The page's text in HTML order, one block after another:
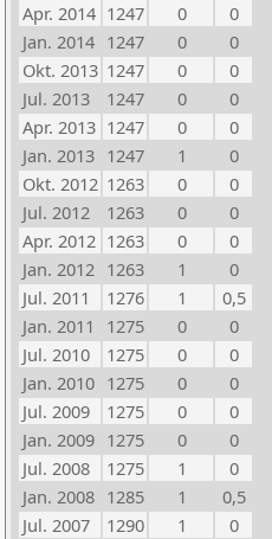
Apr. 2014 1247 0
0
Jan. 2014 1247 0
0
Okt. 2013 1247 0
0
Jul. 2013
1247 0
0
Apr. 2013 1247 0
0
Jan. 2013 1247 1
0
Okt. 2012 1263 0
0
Jul. 2012
1263 0
0
Apr. 2012 1263 0
0
Jan. 2012 1263 1
0
Jul. 2011
1276 1
0,5
Jan. 2011
1275 0
0
Jul. 2010
1275 0
0
Jan. 2010 1275 0
0
Jul. 2009
1275 0
0
Jan. 2009 1275 0
0
Jul. 2008
1275 1
0
Jan. 2008 1285 1
0,5
Jul. 2007
1290 1
0